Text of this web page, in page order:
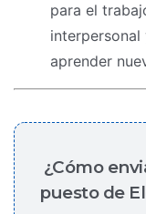
para el
aprender
¿Cómo
puesto de